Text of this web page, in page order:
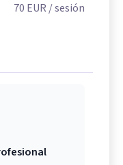
70 EUR / sesión